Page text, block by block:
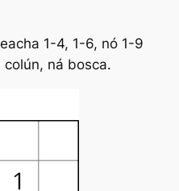
1-4, 1-6, nó 1-9
ná bosca.